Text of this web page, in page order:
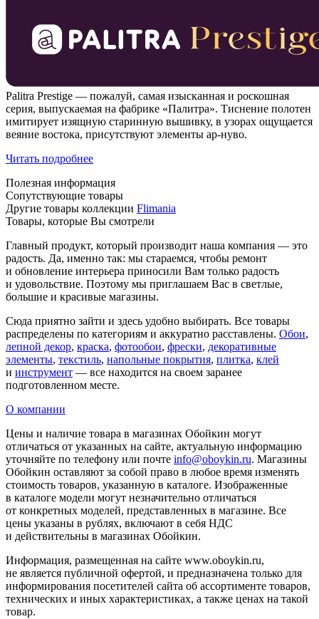
Palitra Prestige — пожалуй, самая изысканная и роскошная
серия, выпускаемая на фабрике «Палитра». Тиснение полотен
имитирует изящную старинную вышивку, в узорах ощущается
веяние востока, присутствуют элементы ар-нуво.
Читать подробнее
Полезная информация
Сопутствующие товары
Другие товары коллекции Flimania
Товары, которые Вы смотрели
Главный продукт, который производит наша компания — это
радость. Да, именно так: мы стараемся, чтобы ремонт
и обновление интерьера приносили Вам только радость
и удовольствие. Поэтому мы приглашаем Вас в светлые,
большие и красивые магазины.
Сюда приятно зайти и здесь удобно выбирать. Все товары
распределены по категориям и аккуратно расставлены. Обои,
лепной декор, краска, фотообои, фрески, декоративные
элементы, текстиль, напольные покрытия, плитка, клей
и инструмент — все находится на своем заранее
подготовленном месте.
О компании
Цены и наличие товара в магазинах Обойкин могут
отличаться от указанных на сайте, актуальную информацию
уточняйте по телефону или почте info@oboykin.ru. Магазины
Обойкин оставляют за собой право в любое время изменять
стоимость товаров, указанную в каталоге. Изображенные
в каталоге модели могут незначительно отличаться
от конкретных моделей, представленных в магазине. Все
цены указаны в рублях, включают в себя НДС
и действительны в магазинах Обойкин.
Информация, размещенная на сайте www.oboykin.ru,
не является публичной офертой, и предназначена только для
информирования посетителей сайта об ассортименте товаров,
технических и иных характеристиках, а также ценах на такой
товар.